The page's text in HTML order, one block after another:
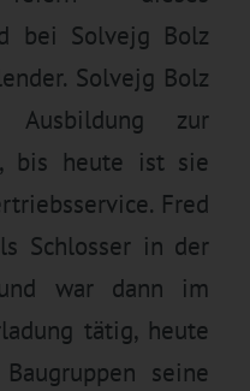
bei Solvejg Bolz
Solvejg Bolz
zur
bis heute ist sie
Fred
Schlosser in der
war dann im
tätig, heute
seine